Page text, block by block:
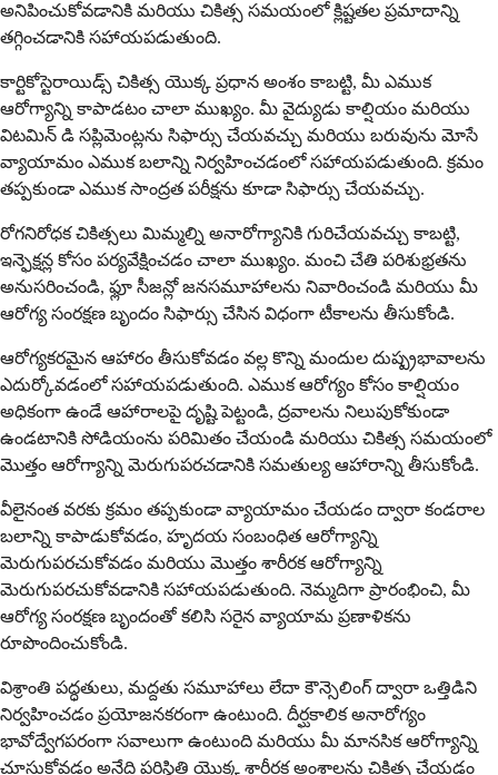
అనిపించుకోవడానికి మరియు చికిత్స సమయంలో క్లిష్టతల ప్రమాదాన్ని
తగ్గించడానికి సహాయపడుతుంది.
కార్టికోస్టెరాయిడ్స్ చికిత్స యొక్క ప్రధాన అంశం కాబట్టి, మీ ఎముక
ఆరోగ్యాన్ని కాపాడటం చాలా ముఖ్యం. మీ వైద్యుడు కాల్షియం మరియు
విటమిన్ డి సప్లిమెంట్లను సిఫార్సు చేయవచ్చు మరియు బరువును మోసే
వ్యాయామం ఎముక బలాన్ని నిర్వహించడంలో సహాయపడుతుంది. క్రమం
తప్పకుండా ఎముక సాంద్రత పరీక్షను కూడా సిఫార్సు చేయవచ్చు.
రోగనిరోధక చికిత్సలు మిమ్మల్ని అనారోగ్యానికి గురిచేయవచ్చు కాబట్టి,
ఇన్ఫెక్షన్ల కోసం పర్యవేక్షించడం చాలా ముఖ్యం. మంచి చేతి పరిశుభ్రతను
అనుసరించండి, ఫ్లూ సీజన్లో జనసమూహాలను నివారించండి మరియు మీ
ఆరోగ్య సంరక్షణ బృందం సిఫార్సు చేసిన విధంగా టీకాలను తీసుకోండి.
ఆరోగ్యకరమైన ఆహారం తీసుకోవడం వల్ల కొన్ని మందుల దుష్ప్రభావాలను
ఎదుర్కోవడంలో సహాయపడుతుంది. ఎముక ఆరోగ్యం కోసం కాల్షియం
అధికంగా ఉండే ఆహారాలపై దృష్టి పెట్టండి, ద్రవాలను నిలుపుకోకుండా
ఉండటానికి సోడియంను పరిమితం చేయండి మరియు చికిత్స సమయంలో
మొత్తం ఆరోగ్యాన్ని మెరుగుపరచడానికి సమతుల్య ఆహారాన్ని తీసుకోండి.
వీలైనంత వరకు క్రమం తప్పకుండా వ్యాయామం చేయడం ద్వారా కండరాల
బలాన్ని కాపాడుకోవడం, హృదయ సంబంధిత ఆరోగ్యాన్ని
మెరుగుపరచుకోవడం మరియు మొత్తం శారీరక ఆరోగ్యాన్ని
మెరుగుపరచుకోవడానికి సహాయపడుతుంది. నెమ్మదిగా ప్రారంభించి, మీ
ఆరోగ్య సంరక్షణ బృందంతో కలిసి సరైన వ్యాయామ ప్రణాళికను
రూపొందించుకోండి.
విశ్రాంతి పద్ధతులు, మద్దతు సమూహాలు లేదా కౌన్సెలింగ్ ద్వారా ఒత్తిడిని
నిర్వహించడం ప్రయోజనకరంగా ఉంటుంది. దీర్ఘకాలిక అనారోగ్యం
భావోద్వేగపరంగా సవాలుగా ఉంటుంది మరియు మీ మానసిక ఆరోగ్యాన్ని
చూసుకోవడం అనేది పరిస్థితి యొక్క శారీరక అంశాలను చికిత్స చేయడం